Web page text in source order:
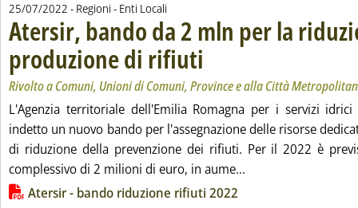
25/07/2022 - Regioni - Enti Locali
Atersir, bando da 2 mln per la
produzione di rifiuti . Sottotitolo: Rivolto a Comuni, Unioni
. Pubblicata lunedì 25 luglio 2022 alle
Rivolto a Comuni, Unioni di Comuni, Province e alla Città
L'Agenzia territoriale dell'Emilia Romagna per i servizi
indetto un nuovo bando per l'assegnazione delle risorse
di riduzione della prevenzione dei rifiuti. Per il 2022 è
complessivo di 2 milioni di euro, in aume...
Lista allegati PDF alla notizia
Atersir - bando riduzione rifiuti 2022